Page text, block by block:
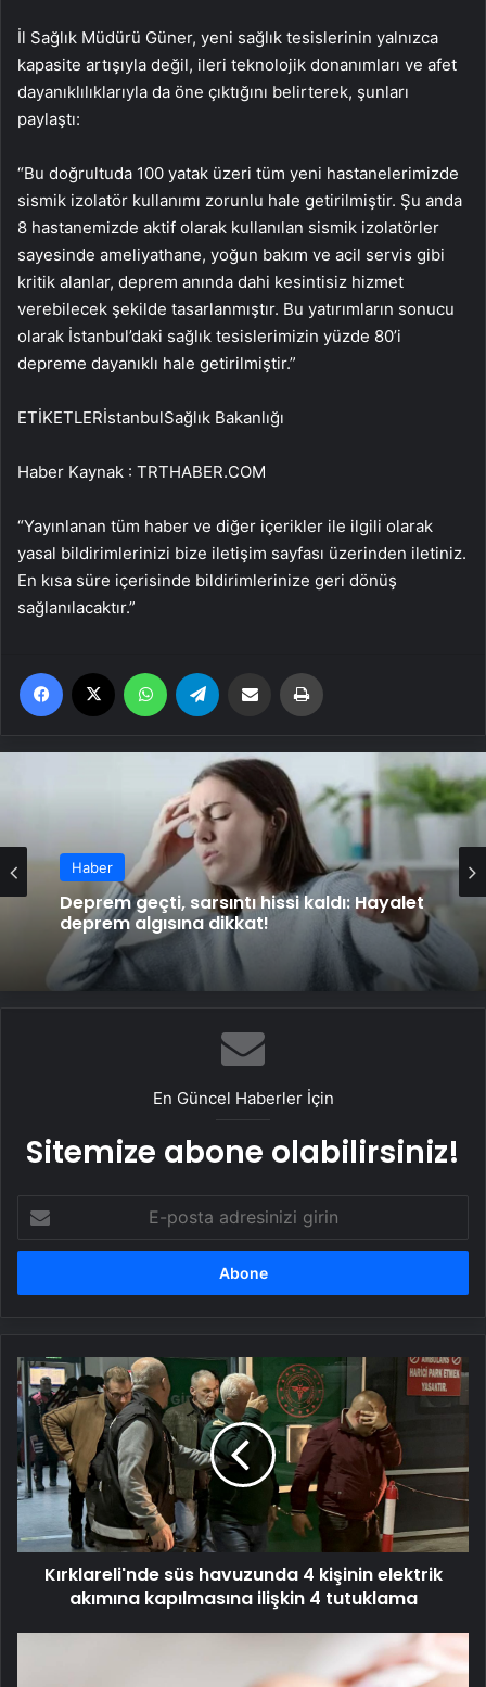
İl Sağlık Müdürü Güner, yeni sağlık tesislerinin yalnızca
kapasite artışıyla değil, ileri teknolojik donanımları ve afet
dayanıklılıklarıyla da öne çıktığını belirterek, şunları
paylaştı:
“Bu doğrultuda 100 yatak üzeri tüm yeni hastanelerimizde
sismik izolatör kullanımı zorunlu hale getirilmiştir. Şu anda
8 hastanemizde aktif olarak kullanılan sismik izolatörler
sayesinde ameliyathane, yoğun bakım ve acil servis gibi
kritik alanlar, deprem anında dahi kesintisiz hizmet
verebilecek şekilde tasarlanmıştır. Bu yatırımların sonucu
olarak İstanbul’daki sağlık tesislerimizin yüzde 80’i
depreme dayanıklı hale getirilmiştir.”
ETİKETLERİstanbulSağlık Bakanlığı
Haber Kaynak : TRTHABER.COM
“Yayınlanan tüm haber ve diğer içerikler ile ilgili olarak
yasal bildirimlerinizi bize iletişim sayfası üzerinden iletiniz.
En kısa süre içerisinde bildirimlerinize geri dönüş
sağlanılacaktır.”
Facebook WhatsApp Email'den paylaş
Haber
Deprem geçti, sarsıntı hissi kaldı: Hayalet
Haber
Kanserle savaşta yeni silah akıllı aşılar
En Güncel Haberler İçin
Sitemize abone olabilirsiniz!
posta
adresinizi
Kırklareli'nde
süs
havuzunda
4
kişinin
elektrik
akımına
kapılmasına
ilişkin
tutuklama
Kırklareli'nde süs havuzunda 4 kişinin elektrik
akımına kapılmasına ilişkin 4 tutuklama